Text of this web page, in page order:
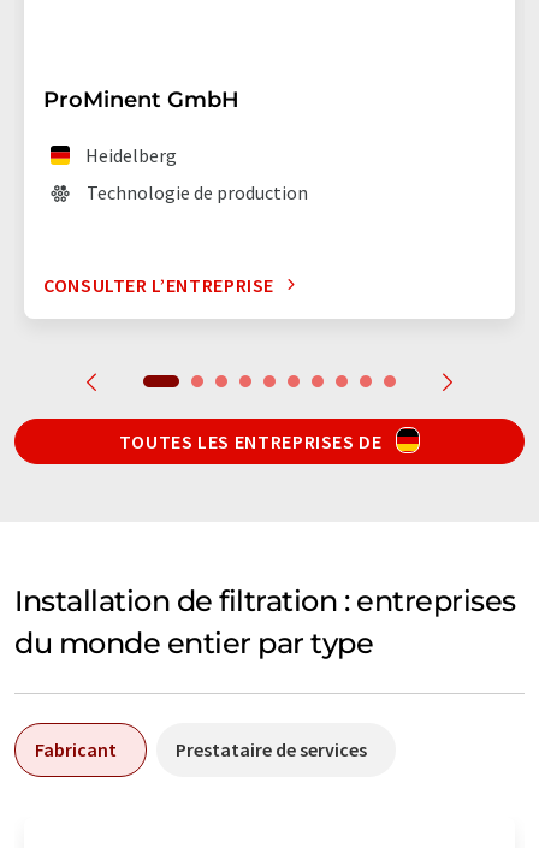
ProMinent GmbH
Heidelberg
Technologie de production
CONSULTER L’ENTREPRISE
TOUTES LES ENTREPRISES DE
Installation de filtration : entreprises
du monde entier par type
Fabricant Prestataire de services